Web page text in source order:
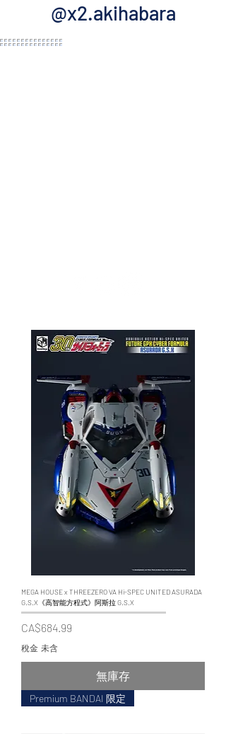
WECHAT 微信諮詢
@x2.akihabara
MEGA HOUSE x THREEZERO VA Hi-SPEC UNITED ASURADA
G.S.X《高智能方程式》阿斯拉 G.S.X
價格
CA$684.99
稅金 未含
無庫存
Premium BANDAI 限定